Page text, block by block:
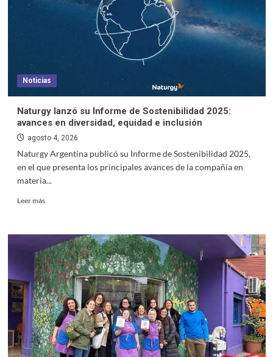
Noticias
Naturgy lanzó su Informe de Sostenibilidad 2025:
avances en diversidad, equidad e inclusión
agosto 4, 2026
Naturgy Argentina publicó su Informe de Sostenibilidad 2025,
en el que presenta los principales avances de la compañía en
materia...
Leer más